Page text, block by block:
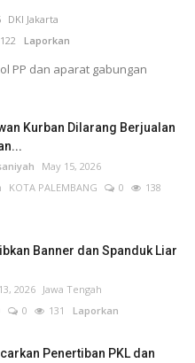
DKI Jakarta
122 Laporkan
PP dan aparat gabungan
Kurban Dilarang Berjualan
May 15, 2026
KOTA PALEMBANG 0
138
Banner dan Spanduk Liar
2026 Jawa Tengah
0 131 Laporkan
Penertiban PKL dan